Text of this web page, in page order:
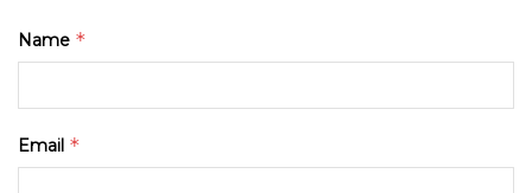
Name *
Email *